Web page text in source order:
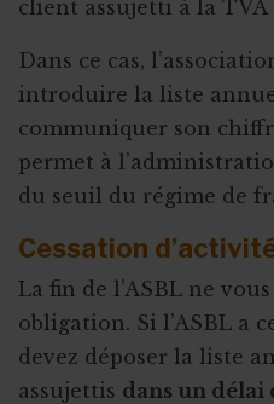
client assujetti à la
Dans ce cas,
introduire la liste
communiquer son
permet à
du seuil du régime de
Cessation
La fin de l’ASBL ne
obligation. Si l’ASBL a
devez déposer la liste
assujettis dans un délai